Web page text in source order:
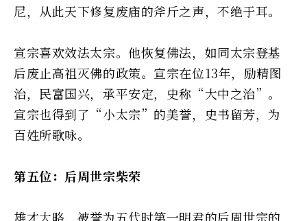
尼，从此天下修复废庙的斧斤之声，不绝于耳。
宣宗喜欢效法太宗。他恢复佛法，如同太宗登基
后废止高祖灭佛的政策。宣宗在位13年，励精图
治，民富国兴，承平安定，史称“大中之治”。
宣宗也得到了“小太宗”的美誉，史书留芳，为
百姓所歌咏。
第五位：后周世宗柴荣
雄才大略，被誉为五代时第一明君的后周世宗的